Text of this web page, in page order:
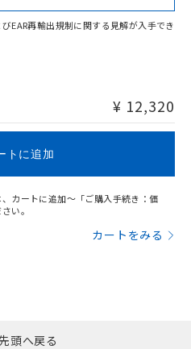
、D: 12mm以上、m: 28mm
可能性があります。
EAR再輸出規制に関する見解が入手でき
¥ 12,320
トに追加
カートに追加～「ご購入手続き：価
い。
カートをみる
頭へ戻る